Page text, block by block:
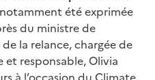
été exprimée
du ministre de
la relance, chargée de
et responsable, Olivia
à l’occasion du Climate